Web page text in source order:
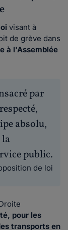
visant à
de grève dans
à l'Assemblée
par
absolu,
public.
de loi
pour les
transports en